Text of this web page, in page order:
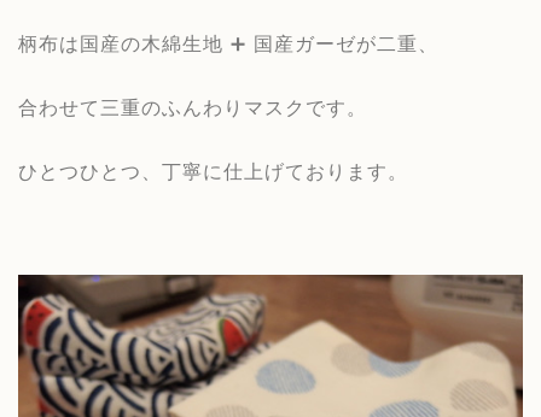
柄布は国産の木綿生地 ➕ 国産ガーゼが二重、
合わせて三重のふんわりマスクです。
ひとつひとつ、丁寧に仕上げております。